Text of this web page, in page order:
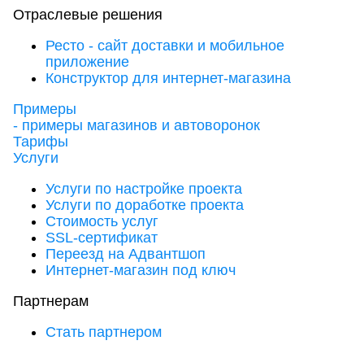
Отраслевые решения
Ресто - сайт доставки и мобильное
приложение
Конструктор для интернет-магазина
Примеры
- примеры магазинов и автоворонок
Тарифы
Услуги
Услуги по настройке проекта
Услуги по доработке проекта
Стоимость услуг
SSL-сертификат
Переезд на Адвантшоп
Интернет-магазин под ключ
Партнерам
Стать партнером